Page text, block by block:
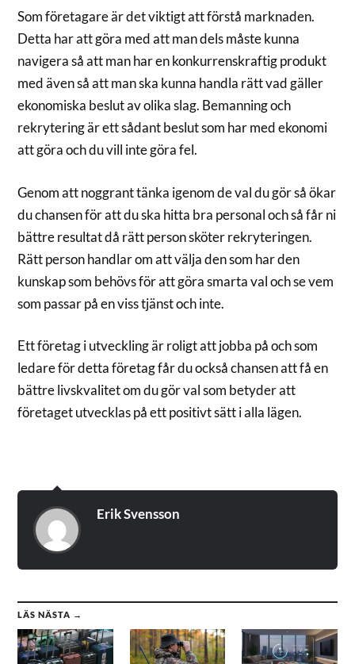
Som företagare är det viktigt att förstå marknaden.
Detta har att göra med att man dels måste kunna
navigera så att man har en konkurrenskraftig produkt
med även så att man ska kunna handla rätt vad gäller
ekonomiska beslut av olika slag. Bemanning och
rekrytering är ett sådant beslut som har med ekonomi
att göra och du vill inte göra fel.
Genom att noggrant tänka igenom de val du gör så ökar
du chansen för att du ska hitta bra personal och så får ni
bättre resultat då rätt person sköter rekryteringen.
Rätt person handlar om att välja den som har den
kunskap som behövs för att göra smarta val och se vem
som passar på en viss tjänst och inte.
Ett företag i utveckling är roligt att jobba på och som
ledare för detta företag får du också chansen att få en
bättre livskvalitet om du gör val som betyder att
företaget utvecklas på ett positivt sätt i alla lägen.
Erik Svensson
LÄS NÄSTA →